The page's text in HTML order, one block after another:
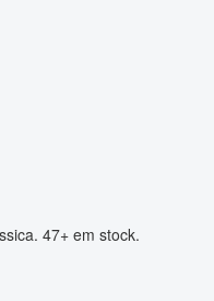
47+ em stock.